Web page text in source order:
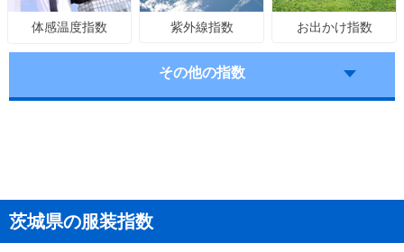
体感温度指数 紫外線指数 お出かけ指数
その他の指数
茨城県の服装指数